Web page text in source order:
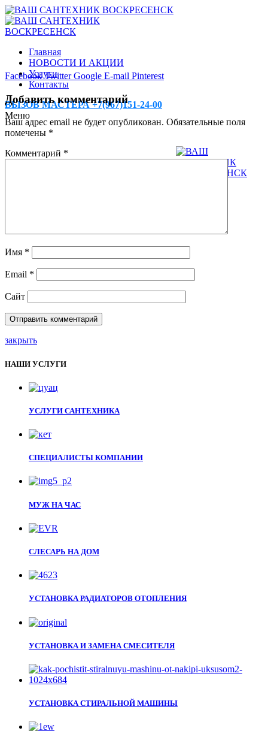
Главная
НОВОСТИ И АКЦИИ
Услуги
Контакты
ВЫЗОВ МАСТЕРА +7(967)151-24-00
Меню
Facebook Twitter Google E-mail Pinterest
Добавить комментарий
Ваш адрес email не будет опубликован. Обязательные поля
помечены *
Комментарий *
Имя *
Email *
Сайт
закрыть
НАШИ УСЛУГИ
УСЛУГИ САНТЕХНИКА
СПЕЦИАЛИСТЫ КОМПАНИИ
МУЖ НА ЧАС
СЛЕСАРЬ НА ДОМ
УСТАНОВКА РАДИАТОРОВ ОТОПЛЕНИЯ
УСТАНОВКА И ЗАМЕНА СМЕСИТЕЛЯ
УСТАНОВКА СТИРАЛЬНОЙ МАШИНЫ